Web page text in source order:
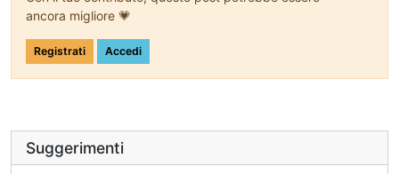
ancora migliore 💗
Registrati Accedi
Suggerimenti